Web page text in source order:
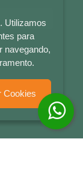
Utilizamos
para
navegando,
Cookies